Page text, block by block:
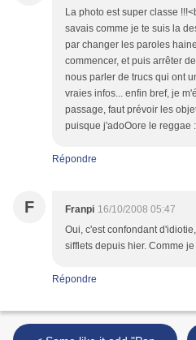
La photo est super classe
savais comme je te suis la
par changer les paroles
commencer, et puis arrêter
nous parler de trucs qui ont
vraies infos... enfin bref, je
passage, faut prévoir les
puisque j'adoOore le reggae
Répondre
F Franpi 16/10/2008 05:47
Oui, c'est confondant
sifflets depuis hier. Comme
Répondre